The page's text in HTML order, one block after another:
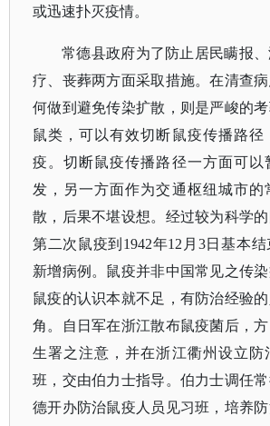
或迅速扑灭疫情。
常德县政府为了防止居民瞒报
疗、丧葬两方面采取措施。在清查
何做到避免传染扩散，则是严峻的
鼠类，可以有效切断鼠疫传播路径
疫。切断鼠疫传播路径一方面可以
发，另一方面作为交通枢纽城市的
散，后果不堪设想。经过较为科学
第二次鼠疫到 1942年12月3日基本
新增病例。鼠疫并非中国常见之传
鼠疫的认识本就不足，有防治经验
角。自日军在浙江散布鼠疫菌后，
生署之注意，并在浙江衢州设立防
班，交由伯力士指导。伯力士调任
德开办防治鼠疫人员见习班，培养